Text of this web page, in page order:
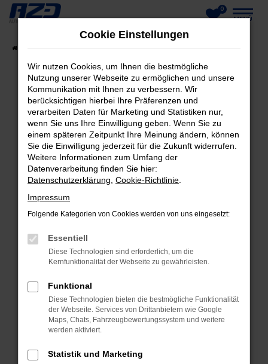
Zum
springen
0
MENÜ
FEHLER: NETWORK ERROR
Beim Laden ist ein Fehler aufgetreten.
Hier sind ein paar Tipps, die dir helfen können:
Überprüfe deine Firewall und deine
Internetverbindung.
Laden andere Webseiten, zum Beispiel deine
Suchmaschine?
Manche Erweiterungen, wie Werbeblocker,
können das Laden bestimmter Seiten
verhindern. Funktioniert die Seite in einem
anderen Browser oder in einem privaten
Fenster?
Starte dein Gerät neu.
Das kann manchmal helfen, vorübergehende
Stelle sicher, dass dein Browser und dein
Cookie Einstellungen
Wir nutzen Cookies, um Ihnen die bestmögliche
Nutzung unserer Webseite zu ermöglichen und unsere
Kommunikation mit Ihnen zu verbessern. Wir
berücksichtigen hierbei Ihre Präferenzen und
verarbeiten Daten für Marketing und Statistiken nur,
wenn Sie uns Ihre Einwilligung geben. Wenn Sie zu
einem späteren Zeitpunkt Ihre Meinung ändern, können
Sie die Einwilligung jederzeit für die Zukunft widerrufen.
Weitere Informationen zum Umfang der
Datenverarbeitung finden Sie hier:
Datenschutzerklärung Cookie-Richtlinie
Impressum
Folgende Kategorien von Cookies werden von uns eingesetzt:
Essentiell
Diese Technologien sind erforderlich, um die
Kernfunktionalität der Webseite zu gewährleisten.
Funktional
Diese Technologien bieten die bestmögliche Funktionalität
der Webseite. Services von Drittanbietern wie Google
Maps, Chats, Fahrzeugbewertungssystem und weitere
werden aktiviert.
Statistik und Marketing